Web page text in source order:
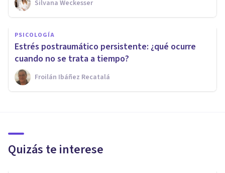
Silvana Weckesser
PSICOLOGÍA
Estrés postraumático persistente: ¿qué ocurre
cuando no se trata a tiempo?
Froilán Ibáñez Recatalá
Quizás te interese